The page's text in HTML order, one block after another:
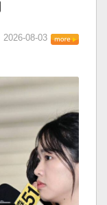
2026-08-03